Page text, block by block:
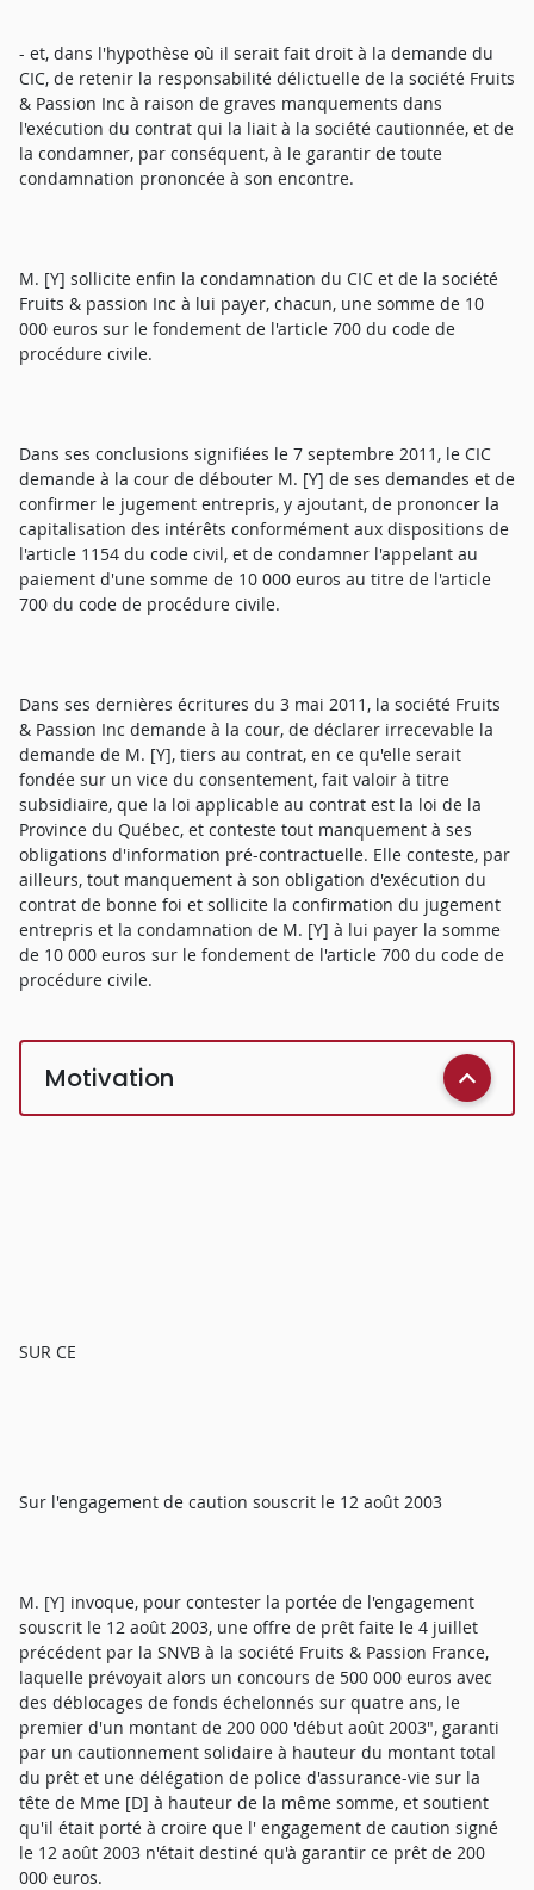
- et, dans l'hypothèse où il serait fait droit à la demande du
CIC, de retenir la responsabilité délictuelle de la société Fruits
& Passion Inc à raison de graves manquements dans
l'exécution du contrat qui la liait à la société cautionnée, et de
la condamner, par conséquent, à le garantir de toute
condamnation prononcée à son encontre.
M. [Y] sollicite enfin la condamnation du CIC et de la société
Fruits & passion Inc à lui payer, chacun, une somme de 10
000 euros sur le fondement de l'article 700 du code de
procédure civile.
Dans ses conclusions signifiées le 7 septembre 2011, le CIC
demande à la cour de débouter M. [Y] de ses demandes et de
confirmer le jugement entrepris, y ajoutant, de prononcer la
capitalisation des intérêts conformément aux dispositions de
l'article 1154 du code civil, et de condamner l'appelant au
paiement d'une somme de 10 000 euros au titre de l'article
700 du code de procédure civile.
Dans ses dernières écritures du 3 mai 2011, la société Fruits
& Passion Inc demande à la cour, de déclarer irrecevable la
demande de M. [Y], tiers au contrat, en ce qu'elle serait
fondée sur un vice du consentement, fait valoir à titre
subsidiaire, que la loi applicable au contrat est la loi de la
Province du Québec, et conteste tout manquement à ses
obligations d'information pré-contractuelle. Elle conteste, par
ailleurs, tout manquement à son obligation d'exécution du
contrat de bonne foi et sollicite la confirmation du jugement
entrepris et la condamnation de M. [Y] à lui payer la somme
de 10 000 euros sur le fondement de l'article 700 du code de
procédure civile.
Motivation
SUR CE
Sur l'engagement de caution souscrit le 12 août 2003
M. [Y] invoque, pour contester la portée de l'engagement
souscrit le 12 août 2003, une offre de prêt faite le 4 juillet
précédent par la SNVB à la société Fruits & Passion France,
laquelle prévoyait alors un concours de 500 000 euros avec
des déblocages de fonds échelonnés sur quatre ans, le
premier d'un montant de 200 000 'début août 2003", garanti
par un cautionnement solidaire à hauteur du montant total
du prêt et une délégation de police d'assurance-vie sur la
tête de Mme [D] à hauteur de la même somme, et soutient
qu'il était porté à croire que l' engagement de caution signé
le 12 août 2003 n'était destiné qu'à garantir ce prêt de 200
000 euros.